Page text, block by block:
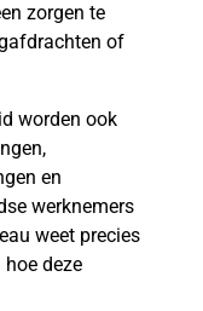
zorgen te
of
worden ook
en
werknemers
weet precies
deze